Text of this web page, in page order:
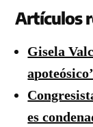
Artículos
Gisela
es